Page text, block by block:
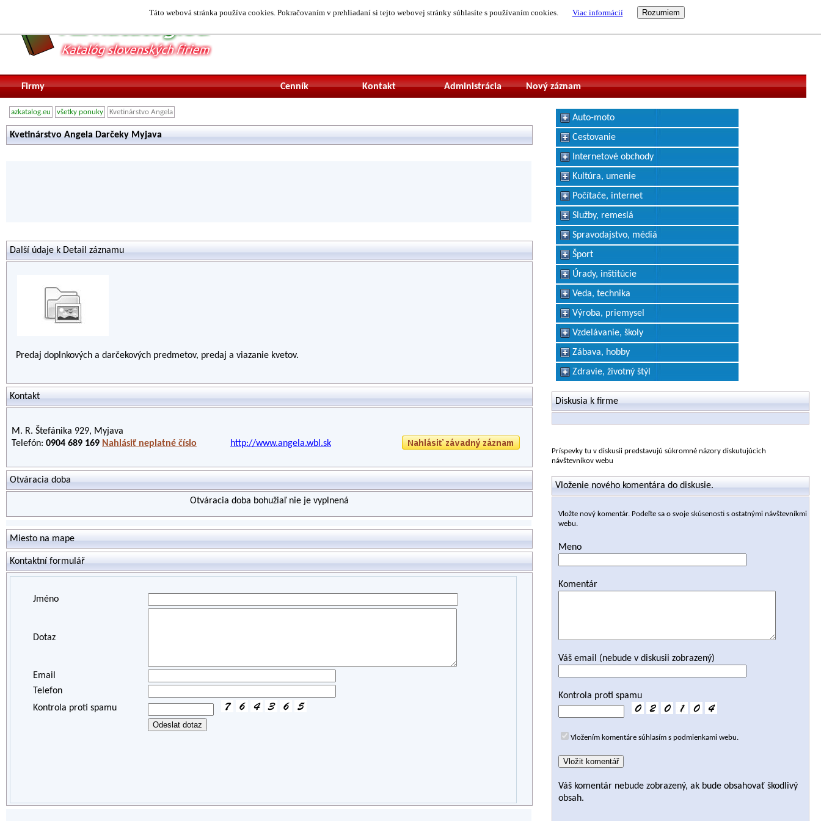
Táto webová stránka používa cookies. Pokračovaním v prehliadaní si tejto webovej stránky súhlasíte s používaním cookies. Viac informácií
Firmy Nový záznam
Administrácia
Kontakt
Cenník
azkatalog.eu všetky ponuky Kvetinárstvo Angela
Kvetinárstvo Angela Darčeky Myjava
Další údaje k Detail záznamu
Predaj doplnkových a darčekových predmetov, predaj a viazanie kvetov.
Kontakt
M. R. Štefánika 929, Myjava
Telefón: 0904 689 169 Nahlásiť neplatné číslo http://www.angela.wbl.sk
Otváracia doba
Otváracia doba bohužiaľ nie je vyplnená
Miesto na mape
Kontaktní formulář
Jméno
Dotaz
Email
Telefon
Kontrola proti spamu
Auto-moto
Cestovanie
Internetové obchody
Kultúra, umenie
Počítače, internet
Služby, remeslá
Spravodajstvo, médiá
Šport
Úrady, inštitúcie
Veda, technika
Výroba, priemysel
Vzdelávanie, školy
Zábava, hobby
Zdravie, životný štýl
Diskusia k firme
Príspevky tu v diskusii predstavujú súkromné názory diskutujúcich
návštevníkov webu
Vloženie nového komentára do diskusie.
Vložte nový komentár. Podeľte sa o svoje skúsenosti s ostatnými návštevníkmi
webu.
Meno
Komentár
Váš email (nebude v diskusii zobrazený)
Kontrola proti spamu
Vložením komentáre súhlasím s podmienkami webu.
Váš komentár nebude zobrazený, ak bude obsahovať škodlivý
obsah.